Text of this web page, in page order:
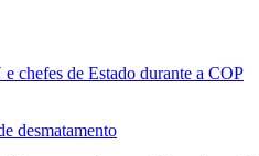
chefes de Estado durante a COP
desmatamento